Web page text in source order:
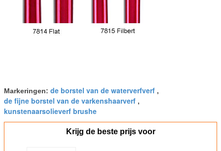
Markeringen: de borstel van de waterverfverf ,
de fijne borstel van de varkenshaarverf ,
kunstenaarsolieverf brushe
Krijg de beste prijs voor